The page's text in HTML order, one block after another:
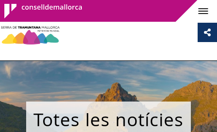
Consell de
Mallorca
Totes les notícies